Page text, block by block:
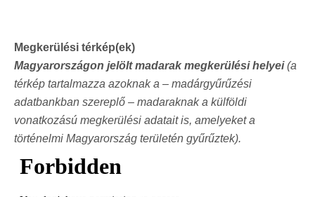
Megkerülési térkép(ek)
Magyarországon jelölt madarak megkerülési helyei(a
térkép tartalmazza azoknak a – madárgyűrűzési
adatbankban szereplő – madaraknak a külföldi
vonatkozású megkerülési adatait is, amelyeket a
történelmi Magyarország területén gyűrűztek).